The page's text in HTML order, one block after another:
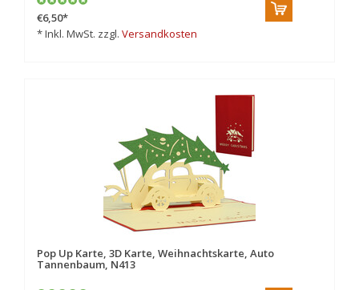
€6,50*
* Inkl. MwSt. zzgl. Versandkosten
Pop Up Karte, 3D Karte, Weihnachtskarte, Auto
Tannenbaum, N413